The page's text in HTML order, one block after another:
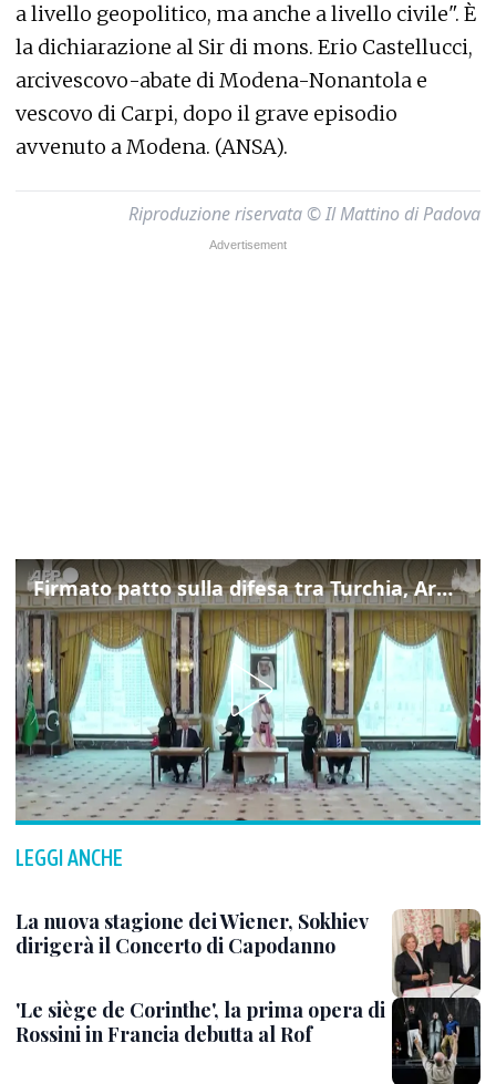
a livello geopolitico, ma anche a livello civile". È
la dichiarazione al Sir di mons. Erio Castellucci,
arcivescovo-abate di Modena-Nonantola e
vescovo di Carpi, dopo il grave episodio
avvenuto a Modena. (ANSA).
Riproduzione riservata © Il Mattino di Padova
Firmato patto sulla difesa tra Turchia, Arabia Saudita e Pakistan
LEGGI ANCHE
La nuova stagione dei Wiener, Sokhiev
dirigerà il Concerto di Capodanno
'Le siège de Corinthe', la prima opera di
Rossini in Francia debutta al Rof